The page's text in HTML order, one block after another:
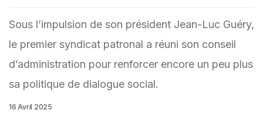
Sous l’impulsion de son président Jean-Luc Guéry,
le premier syndicat patronal a réuni son conseil
d’administration pour renforcer encore un peu plus
sa politique de dialogue social.
16 Avril 2025